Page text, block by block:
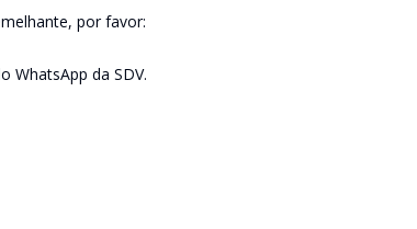
por favor:
WhatsApp da SDV.